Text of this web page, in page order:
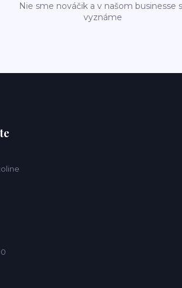
Nie sme nováčik a v našom businesse
vyznáme